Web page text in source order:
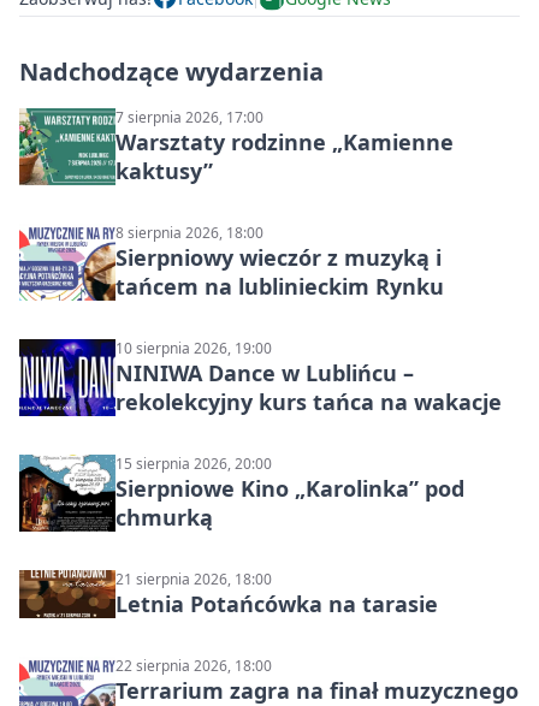
Nadchodzące wydarzenia
7 sierpnia 2026, 17:00
Warsztaty rodzinne „Kamienne
kaktusy”
8 sierpnia 2026, 18:00
Sierpniowy wieczór z muzyką i
tańcem na lublinieckim Rynku
10 sierpnia 2026, 19:00
NINIWA Dance w Lublińcu –
rekolekcyjny kurs tańca na wakacje
15 sierpnia 2026, 20:00
Sierpniowe Kino „Karolinka” pod
chmurką
21 sierpnia 2026, 18:00
Letnia Potańcówka na tarasie
22 sierpnia 2026, 18:00
Terrarium zagra na finał muzycznego